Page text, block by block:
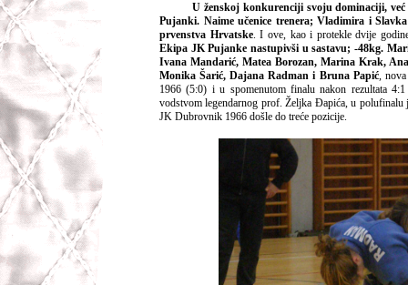
U ženskoj konkurenciji svoju dominaciji,
Pujanki. Naime učenice trenera; Vladimira i
prvenstva Hrvatske. I ove, kao i protekle dvije
Ekipa JK Pujanke nastupivši u sastavu; -48kg.
Ivana Mandarić, Matea Borozan, Marina Krak,
Monika Šarić, Dajana Radman i Bruna Papić,
1966 (5:0) i u spomenutom finalu nakon rezultata
vodstvom legendarnog prof. Željka Đapića, u
JK Dubrovnik 1966 došle do treće pozicije.